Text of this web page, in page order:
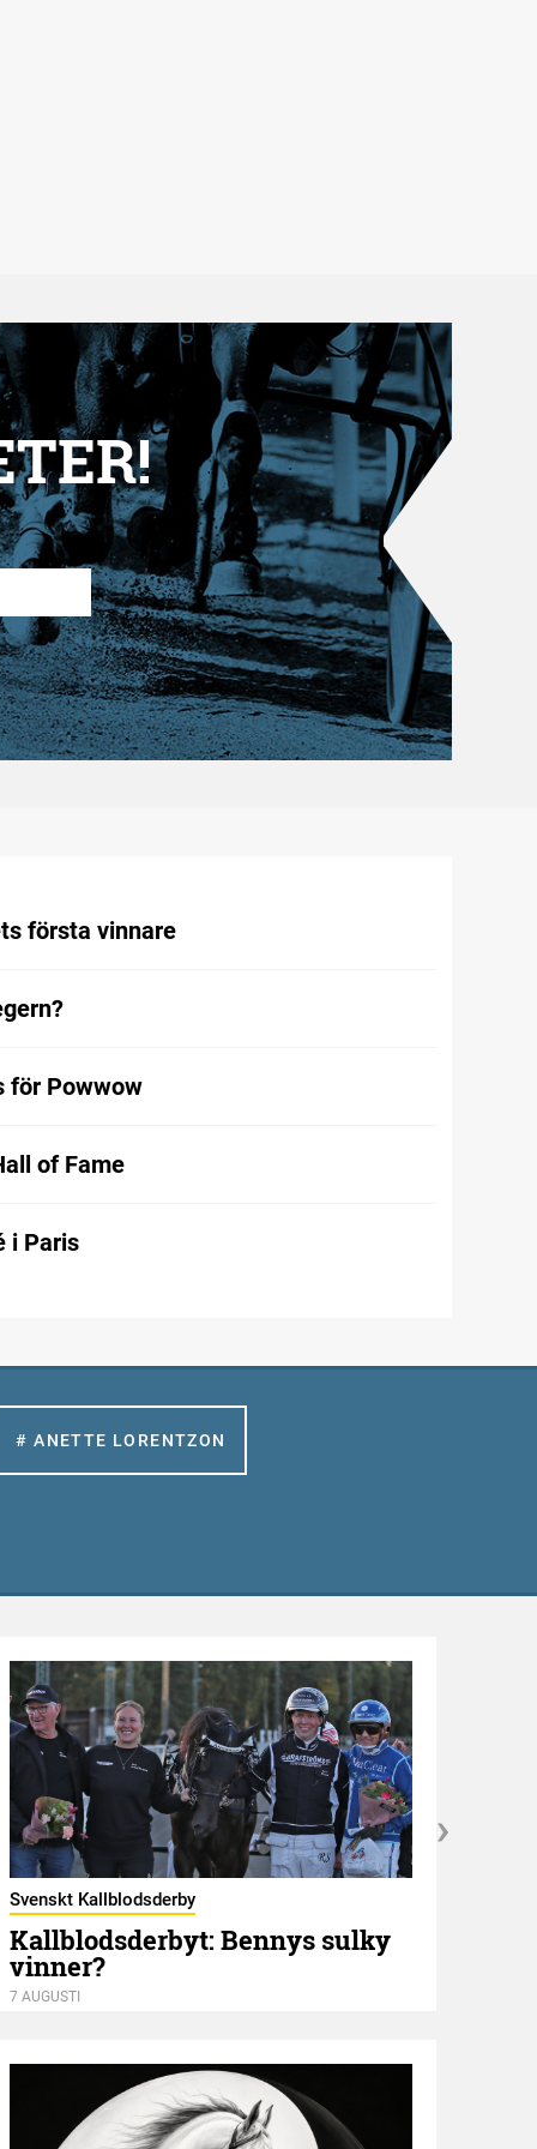
första vinnare
för Powwow
of Fame
i Paris
# ANETTE LORENTZON
Svenskt Kallblodsderby
Kallblodsderbyt: Bennys sulky
vinner?
7 AUGUSTI